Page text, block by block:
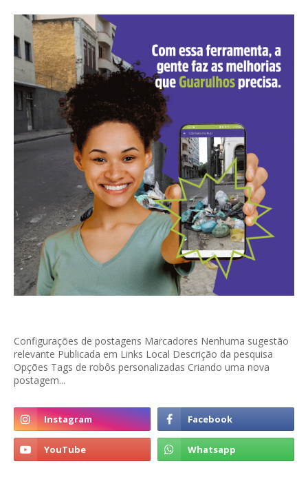
Configurações de postagens Marcadores Nenhuma sugestão
relevante Publicada em Links Local Descrição da pesquisa
Opções Tags de robôs personalizadas Criando uma nova
postagem...